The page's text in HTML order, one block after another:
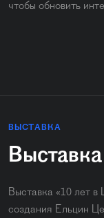
чтобы обновить
ВЫСТАВКА
Выставка «10 лет в
создания Ельцин